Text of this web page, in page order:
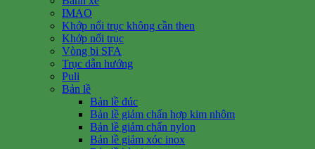
IMAO
Khớp nối trục không cần then
Khớp nối trục
Vòng bi SFA
Trục dẫn hướng
Puli
Bản lề
Bản lề đúc
Bản lề giảm chấn hợp kim nhôm
Bản lề giảm chấn nylon
Bản lề giảm xóc inox